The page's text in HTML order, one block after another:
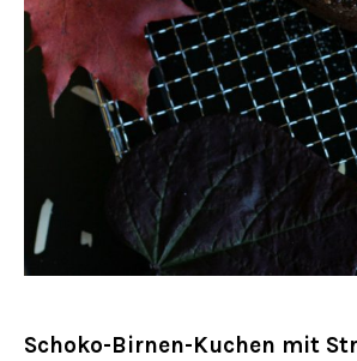
Schoko-Birnen-Kuchen mit